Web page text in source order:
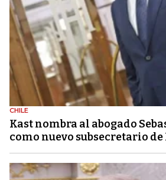
CHILE
Kast nombra al abogado
como nuevo subsecretario